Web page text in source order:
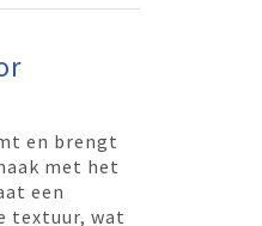
en brengt
met het
een
textuur, wat